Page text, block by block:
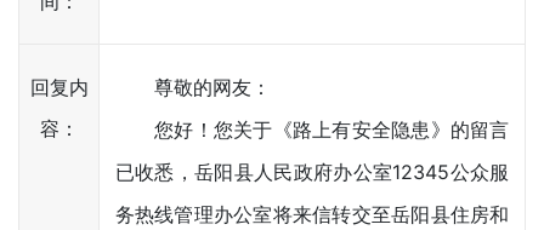
回复内
容：
尊敬的网友：
您好！您关于《路上有安全隐患》的留言
已收悉，岳阳县人民政府办公室12345公众服
务热线管理办公室将来信转交至岳阳县住房和